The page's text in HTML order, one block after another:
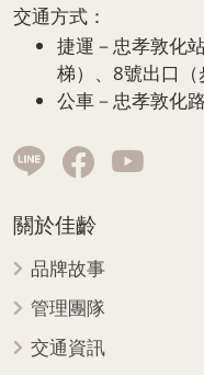
交通方式：
捷運－忠孝敦化
梯）、8號出口（
公車－忠孝敦化
關於佳齡
品牌故事
管理團隊
交通資訊